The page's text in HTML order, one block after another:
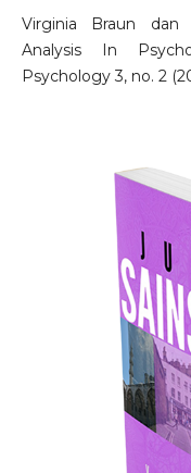
Virginia Braun dan
Analysis In
Psychology 3, no. 2